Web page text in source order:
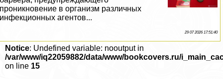
проникновение в организм различных
инфекционных агентов...
29 07 2026 17:51:40
Notice: Undefined variable: nooutput in
/var/www/iq22059882/data/www/bookcovers.ru/
on line 15